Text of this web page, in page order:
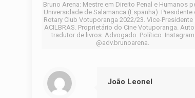
Bruno Arena: Mestre em Direito Penal e Humanos
Universidade de Salamanca (Espanha). Presidente
Rotary Club Votuporanga 2022/23. Vice-Presidente
ACILBRAS. Proprietário do Cine Votuporanga.
tradutor de livros. Advogado. Político. Instagram
@adv.brunoarena.
João Leonel